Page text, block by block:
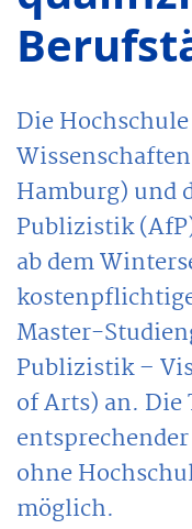
Die
Hamburg) und
Publizistik
ab dem
Master-
Publizistik –
of Arts) an.
ohne
möglich.